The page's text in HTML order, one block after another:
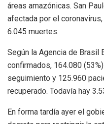
áreas amazónicas. San
afectada por el
6.045 muertes.
Según la Agencia de Brasil
confirmados, 164.080
seguimiento y 125.960
recuperado. Todavía hay
En forma tardía ayer el